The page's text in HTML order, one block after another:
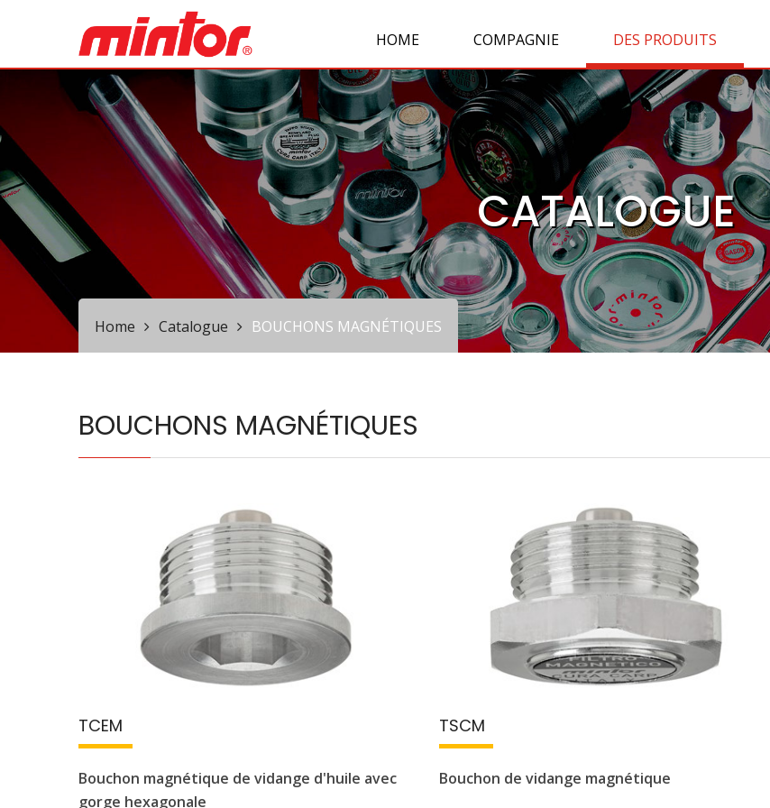
HOME COMPAGNIE DES PRODUITS
CATALOGUE
Home Catalogue BOUCHONS MAGNÉTIQUES
BOUCHONS MAGNÉTIQUES
TCEM
Bouchon magnétique de vidange d'huile avec
gorge hexagonale
TSCM
Bouchon de vidange magnétique